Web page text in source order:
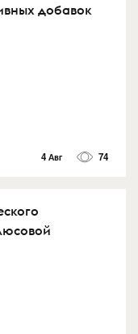
добавок
4 Авг 74